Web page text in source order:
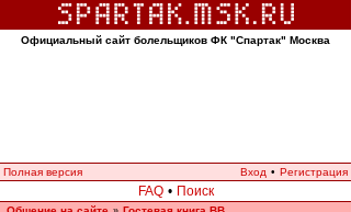
Официальный сайт болельщиков ФК "Спартак" Москва
Полная версия Вход • Регистрация
FAQ • Поиск